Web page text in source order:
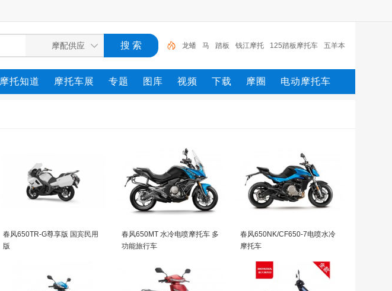
龙蟠 马 踏板 钱江摩托 125踏板摩托车 五羊本
田摩托 新大洲 电动车 摩托 摩托车
摩托知道 摩托车展 专题 图库 视频 下载 摩圈 电动摩托车
春风650TR-G尊享版 国宾民用
版
春风650MT 水冷电喷摩托车 多
功能旅行车
春风650NK/CF650-7电喷水冷
摩托车